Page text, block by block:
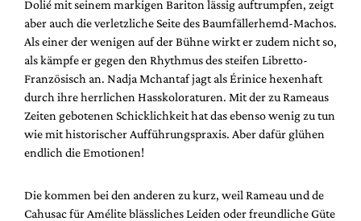
Dolié mit seinem markigen Bariton lässig auftrumpfen, zeigt
aber auch die verletzliche Seite des Baumfällerhemd-Machos.
Als einer der wenigen auf der Bühne wirkt er zudem nicht so,
als kämpfe er gegen den Rhythmus des steifen Libretto-
Französisch an. Nadja Mchantaf jagt als Érinice hexenhaft
durch ihre herrlichen Hasskoloraturen. Mit der zu Rameaus
Zeiten gebotenen Schicklichkeit hat das ebenso wenig zu tun
wie mit historischer Aufführungspraxis. Aber dafür glühen
endlich die Emotionen!
Die kommen bei den anderen zu kurz, weil Rameau und de
Cahusac für Amélite blässliches Leiden oder freundliche Güte